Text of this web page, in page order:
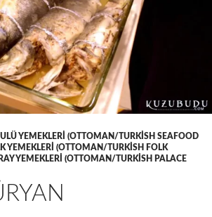
YEMEKLERI (OTTOMAN/TURKISH SEAFOOD
YEMEKLERI (OTTOMAN/TURKISH FOLK
YEMEKLERI (OTTOMAN/TURKISH PALACE